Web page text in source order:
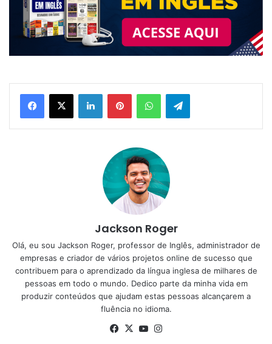
LinkedinPinterestWhatsAppTelegram
Jackson Roger
Olá, eu sou Jackson Roger, professor de Inglês, administrador de
empresas e criador de vários projetos online de sucesso que
contribuem para o aprendizado da língua inglesa de milhares de
pessoas em todo o mundo. Dedico parte da minha vida em
produzir conteúdos que ajudam estas pessoas alcançarem a
fluência no idioma.
Facebook
X YouTube